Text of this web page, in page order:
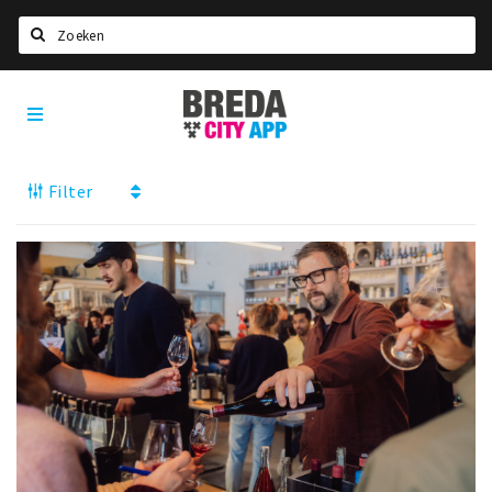
Home
Deals
Nieuws, interviews & blogs
Eten
Drinken
Slapen
Recreatief
Winkels
Breda
City
App
Filter